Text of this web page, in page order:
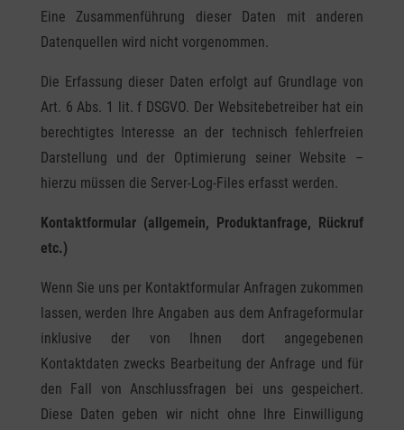
Eine Zusammenführung dieser Daten mit anderen
Datenquellen wird nicht vorgenommen.
Die Erfassung dieser Daten erfolgt auf Grundlage von
Art. 6 Abs. 1 lit. f DSGVO. Der Websitebetreiber hat ein
berechtigtes Interesse an der technisch fehlerfreien
Darstellung und der Optimierung seiner Website –
hierzu müssen die Server-Log-Files erfasst werden.
Kontaktformular (allgemein, Produktanfrage, Rückruf
etc.)
Wenn Sie uns per Kontaktformular Anfragen zukommen
lassen, werden Ihre Angaben aus dem Anfrageformular
inklusive der von Ihnen dort angegebenen
Kontaktdaten zwecks Bearbeitung der Anfrage und für
den Fall von Anschlussfragen bei uns gespeichert.
Diese Daten geben wir nicht ohne Ihre Einwilligung